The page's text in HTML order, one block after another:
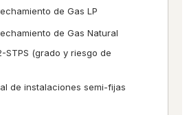
de Gas LP
de Gas Natural
STPS (grado y riesgo de
de instalaciones semi-fijas